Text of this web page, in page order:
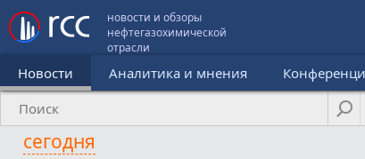
новости и обзоры
нефтегазохимической
отрасли
Новости Аналитика и мнения
сегодня